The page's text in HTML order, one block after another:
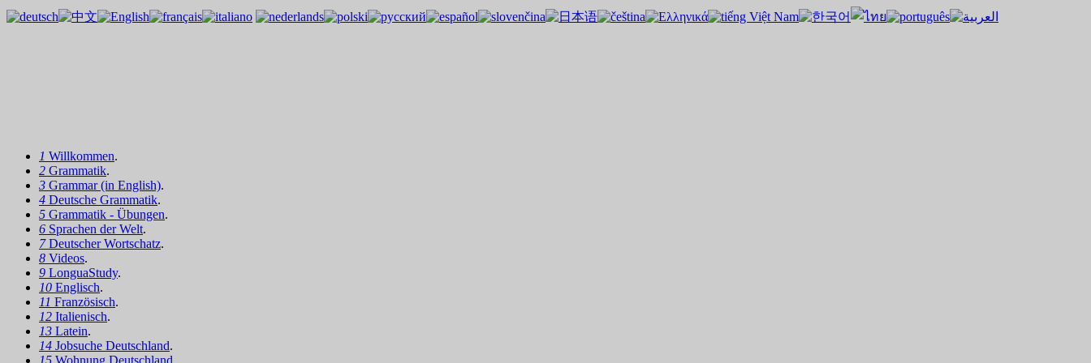
1 Willkommen.
2 Grammatik.
3 Grammar (in English).
4 Deutsche Grammatik.
5 Grammatik - Übungen.
6 Sprachen der Welt.
7Deutscher Wortschatz.
8 Videos.
9 LonguaStudy.
10 Englisch.
11 Französisch.
12 Italienisch.
13 Latein.
14 Jobsuche Deutschland.
15 Wohnung Deutschland